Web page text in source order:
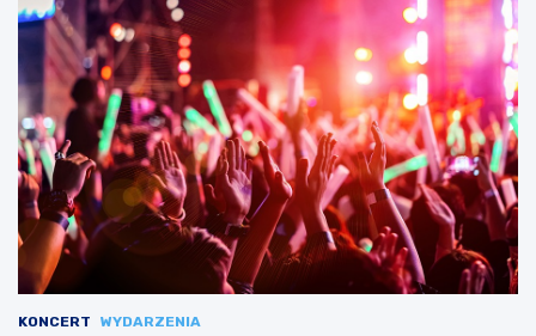
KONCERT WYDARZENIA